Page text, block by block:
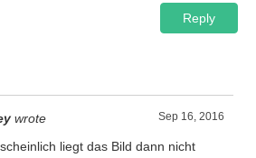
Reply
Sep 16, 2016
wrote
liegt das Bild dann nicht